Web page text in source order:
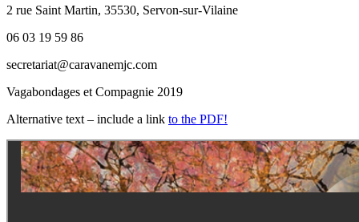
2 rue Saint Martin, 35530, Servon-sur-Vilaine
06 03 19 59 86
secretariat@caravanemjc.com
Vagabondages et Compagnie 2019
Alternative text – include a link to the PDF!